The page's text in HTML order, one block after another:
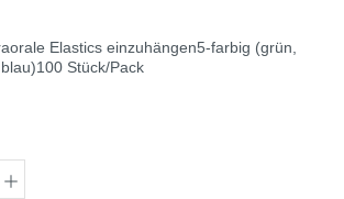
Elastics einzuhängen5-farbig (grün,
Stück/Pack
Gib den gewünschten